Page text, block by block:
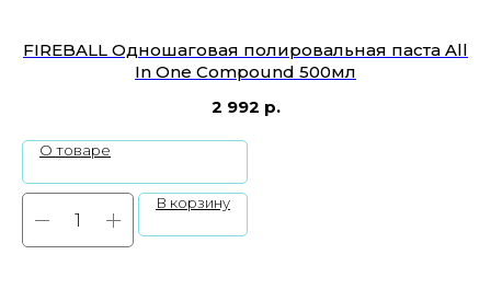
FIREBALL Одношаговая полировальная паста All
In One Compound 500мл
2 992 р.
О товаре
В корзину